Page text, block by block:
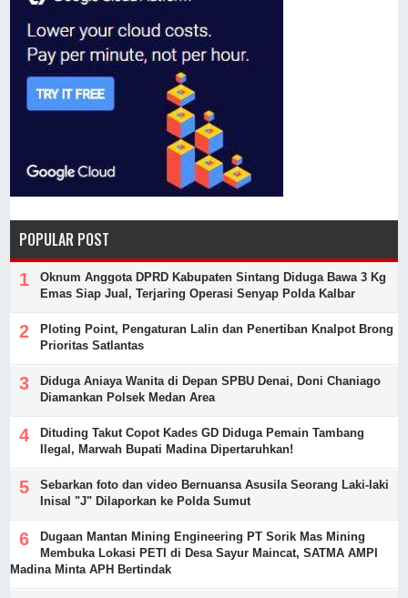
POPULAR POST
Oknum Anggota DPRD Kabupaten Sintang Diduga Bawa 3 Kg
Emas Siap Jual, Terjaring Operasi Senyap Polda Kalbar
Ploting Point, Pengaturan Lalin dan Penertiban Knalpot Brong
Prioritas Satlantas
Diduga Aniaya Wanita di Depan SPBU Denai, Doni Chaniago
Diamankan Polsek Medan Area
Dituding Takut Copot Kades GD Diduga Pemain Tambang
Ilegal, Marwah Bupati Madina Dipertaruhkan!
Sebarkan foto dan video Bernuansa Asusila Seorang Laki-laki
Inisal "J" Dilaporkan ke Polda Sumut
Dugaan Mantan Mining Engineering PT Sorik Mas Mining
Membuka Lokasi PETI di Desa Sayur Maincat, SATMA AMPI
Madina Minta APH Bertindak